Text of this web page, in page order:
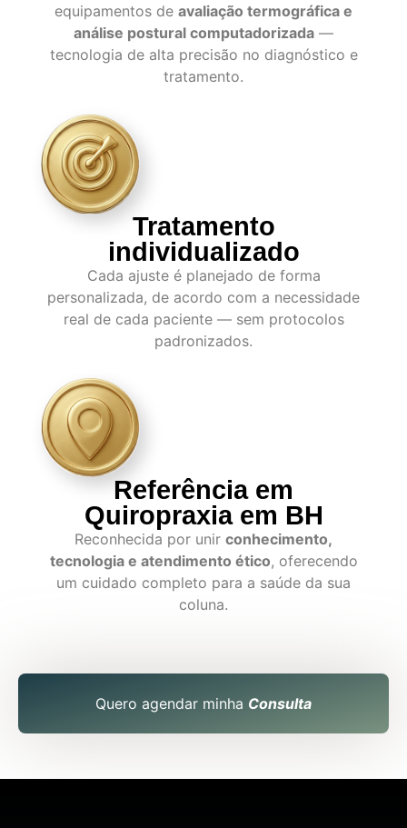
equipamentos de avaliação termográfica e
análise postural computadorizada —
tecnologia de alta precisão no diagnóstico e
tratamento.
Tratamento
individualizado
Cada ajuste é planejado de forma
personalizada, de acordo com a necessidade
real de cada paciente — sem protocolos
padronizados.
Referência em
Quiropraxia em BH
Reconhecida por unir conhecimento,
tecnologia e atendimento ético, oferecendo
um cuidado completo para a saúde da sua
coluna.
Quero agendar minha Consulta